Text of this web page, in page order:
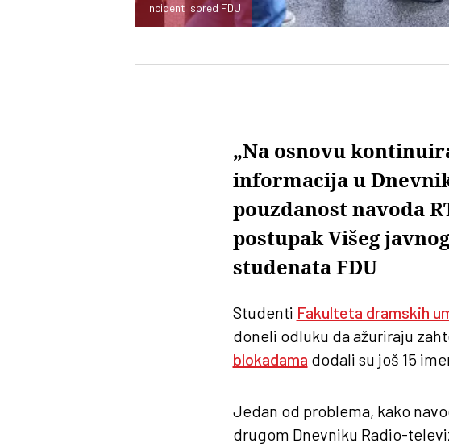
Incident ispred FDU
„Na osnovu
informacija u
pouzdanost navoda
postupak Višeg
studenata FDU
Studenti Fakulteta dramskih
doneli odluku da ažuriraju
blokadama dodali su još 15
Jedan od problema, kako
drugom Dnevniku Radio-